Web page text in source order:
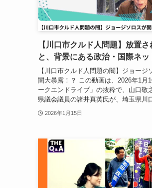
【川口市クルド人問題】放置
と、背景にある政治・国際ネッ
【川口市クルド人問題の闇】ジョー
闇大暴露！？ この動画は、2026年1月
ークエンドライブ」の抜粋で、山口敬
県議会議員の諸井真英氏が、埼玉県川
2026年1月15日